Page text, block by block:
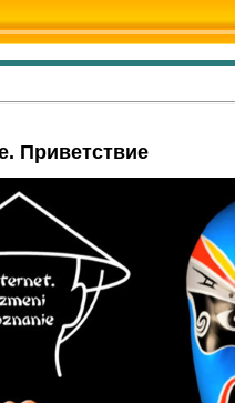
Приветствие